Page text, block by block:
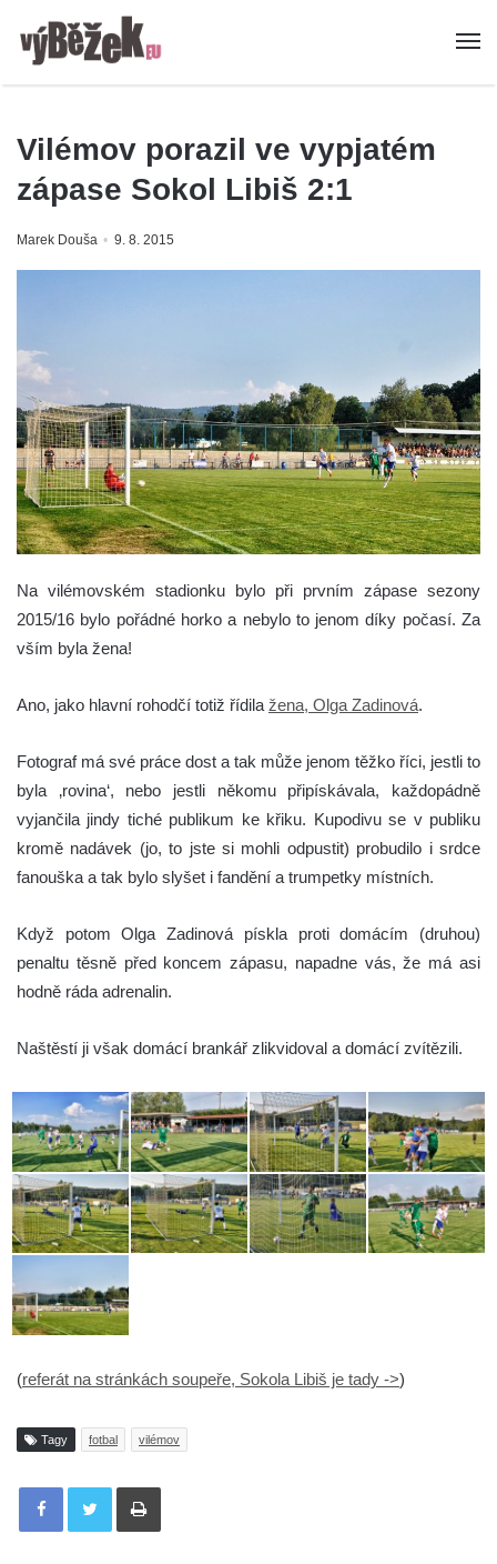
Vilémov porazil ve vypjatém
zápase Sokol Libiš 2:1
Marek Douša 9. 8. 2015
Na vilémovském stadionku bylo při prvním zápase sezony
2015/16 bylo pořádné horko a nebylo to jenom díky počasí. Za
vším byla žena!
Ano, jako hlavní rohodčí totiž řídila žena, Olga Zadinová.
Fotograf má své práce dost a tak může jenom těžko říci, jestli to
byla ‚rovina‘, nebo jestli někomu připískávala, každopádně
vyjančila jindy tiché publikum ke křiku. Kupodivu se v publiku
kromě nadávek (jo, to jste si mohli odpustit) probudilo i srdce
fanouška a tak bylo slyšet i fandění a trumpetky místních.
Když potom Olga Zadinová pískla proti domácím (druhou)
penaltu těsně před koncem zápasu, napadne vás, že má asi
hodně ráda adrenalin.
Naštěstí ji však domácí brankář zlikvidoval a domácí zvítězili.
(referát na stránkách soupeře, Sokola Libiš je tady ->)
Tagy fotbal vilémov
Tisknout